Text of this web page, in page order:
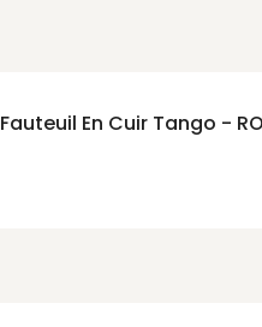
Fauteuil En Cuir Tango -